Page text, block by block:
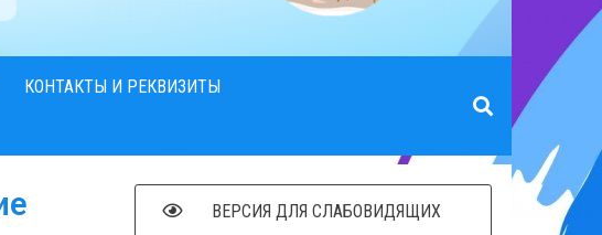
КОНТАКТЫ И РЕКВИЗИТЫ
ВЕРСИЯ ДЛЯ СЛАБОВИДЯЩИХ